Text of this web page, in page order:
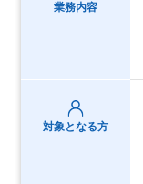
業務内容
対象となる方